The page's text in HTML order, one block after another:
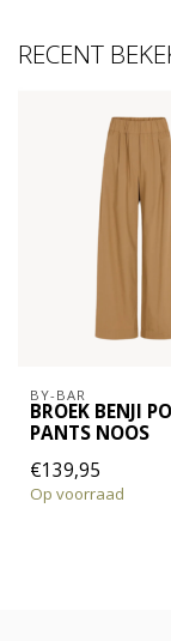
RECENT
BY-BAR
BROEK BENJI
PANTS NOOS
€139,95
Op voorraad